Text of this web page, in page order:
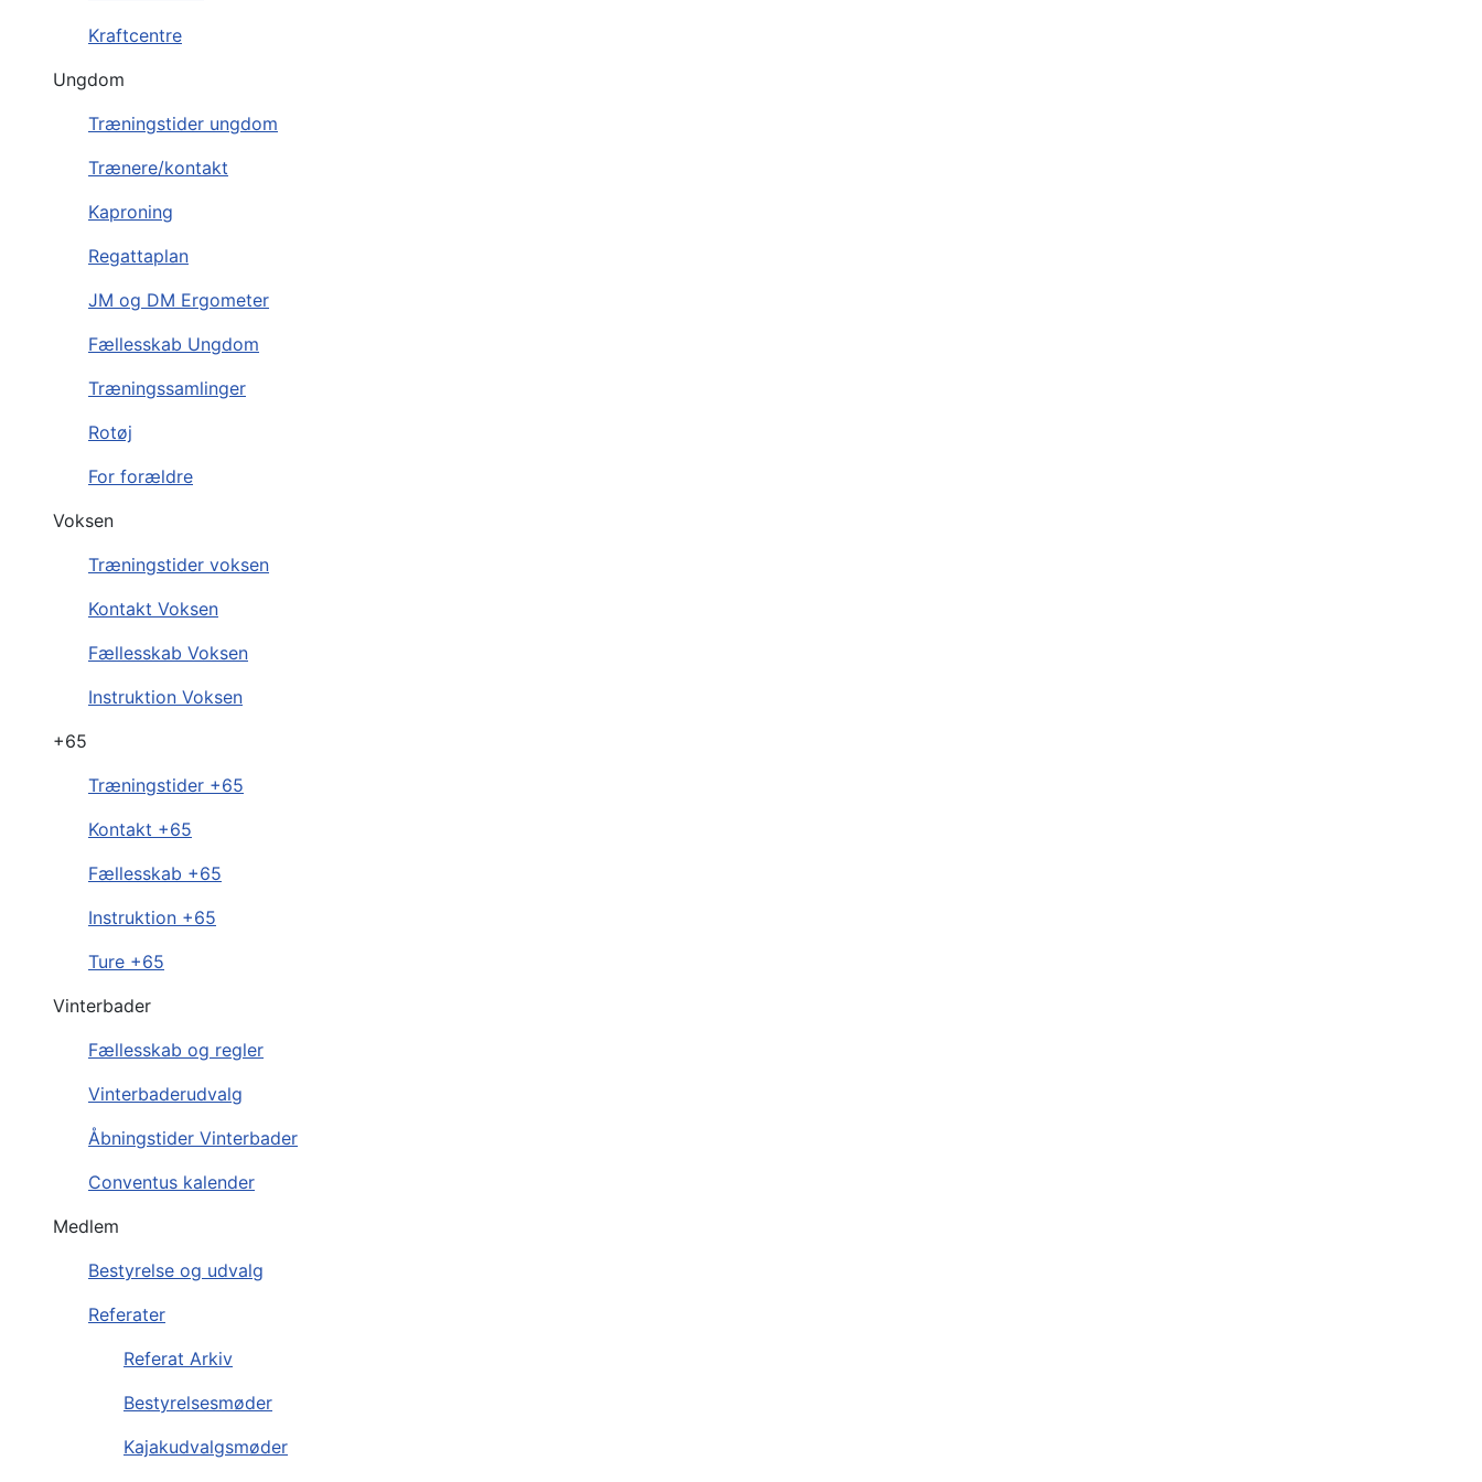
Kraftcentre
Ungdom
Træningstider ungdom
Trænere/kontakt
Kaproning
Regattaplan
JM og DM Ergometer
Fællesskab Ungdom
Træningssamlinger
Rotøj
For forældre
Voksen
Træningstider voksen
Kontakt Voksen
Fællesskab Voksen
Instruktion Voksen
+65
Træningstider +65
Kontakt +65
Fællesskab +65
Instruktion +65
Ture +65
Vinterbader
Fællesskab og regler
Vinterbaderudvalg
Åbningstider Vinterbader
Conventus kalender
Medlem
Bestyrelse og udvalg
Referater
Referat Arkiv
Bestyrelsesmøder
Kajakudvalgsmøder